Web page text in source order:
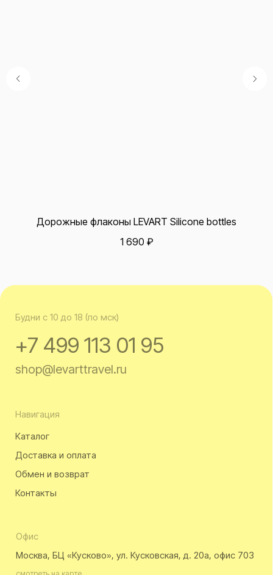
Дорожные флаконы LEVART Silicone bottles
1 690 ₽
Москва, БЦ «Кусково», ул. Кусковская, д. 20а, офис 703
Политика